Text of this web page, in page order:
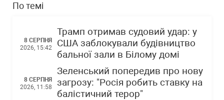
По темі
8 СЕРПНЯ
2026, 15:42
Трамп отримав судовий удар: у
США заблокували будівництво
бальної зали в Білому домі
8 СЕРПНЯ
2026, 11:58
Зеленський попередив про нову
загрозу: "Росія робить ставку на
балістичний терор"